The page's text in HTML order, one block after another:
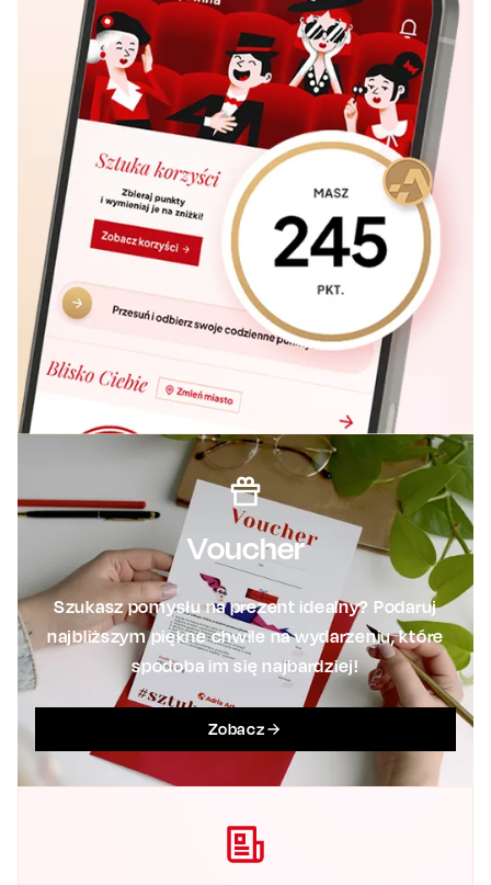
Voucher
Szukasz pomysłu na prezent idealny? Podaruj
najbliższym piękne chwile na wydarzeniu, które
spodoba im się najbardziej!
Zobacz